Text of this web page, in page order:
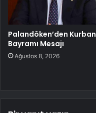
Palandöken’den Kurban
Bayramı Mesajı
Ağustos 8, 2026